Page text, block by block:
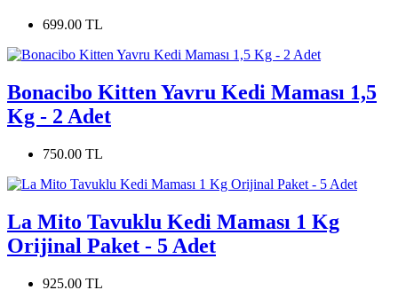
699.00 TL
Bonacibo Kitten Yavru Kedi Maması 1,5
Kg - 2 Adet
750.00 TL
La Mito Tavuklu Kedi Maması 1 Kg
Orijinal Paket - 5 Adet
925.00 TL